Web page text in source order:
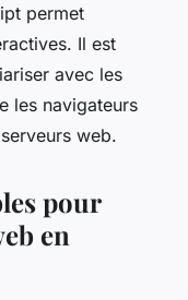
permet
Il est
avec les
les navigateurs
web.
pour
en